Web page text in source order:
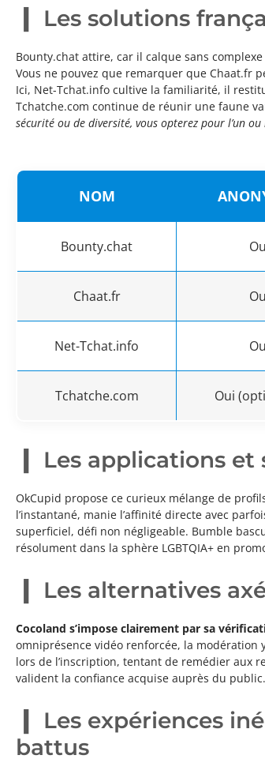
Les solutions
Bounty.chat attire, car il calque sans
Vous ne pouvez que remarquer que Chaat.fr
Ici, Net-Tchat.info cultive la familiarité, il
Tchatche.com continue de réunir une faune
sécurité ou de diversité, vous opterez pour l’un ou
NOM
Bounty.chat
Chaat.fr
Net-Tchat.info
Tchatche.com Oui
Les applications et
OkCupid propose ce curieux mélange de
l’instantané, manie l’affinité directe avec
superficiel, défi non négligeable. Bumble
résolument dans la sphère LGBTQIA+ en
Les alternatives
Cocoland s’impose clairement par sa
omniprésence vidéo renforcée, la
lors de l’inscription, tentant de remédier aux
valident la confiance acquise auprès du
Les expériences
battus